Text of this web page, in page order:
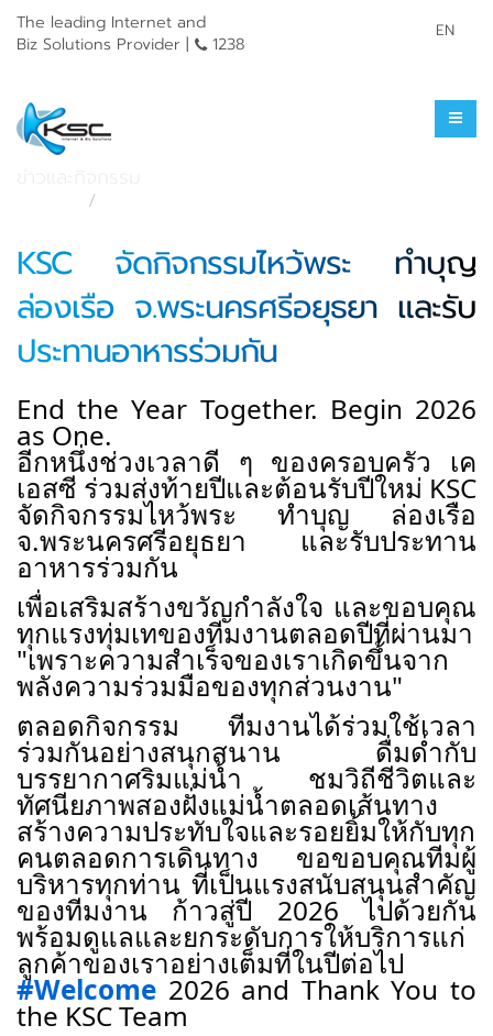
The leading Internet and
Biz Solutions Provider |
1238
EN
ข่าวประชาสัมพันธ์
KSC จัดกิจกรรมไหว้พระ ทำบุญ
ล่องเรือ จ.พระนครศรีอยุธยา และรับ
ประทานอาหารร่วมกัน
End the Year Together. Begin 2026
as One.
อีกหนึ่งช่วงเวลาดี ๆ ของครอบครัว เค
เอสซี ร่วมส่งท้ายปีและต้อนรับปีใหม่ KSC
จัดกิจกรรมไหว้พระ ทำบุญ ล่องเรือ
จ.พระนครศรีอยุธยา และรับประทาน
อาหารร่วมกัน
เพื่อเสริมสร้างขวัญกำลังใจ และขอบคุณ
ทุกแรงทุ่มเทของทีมงานตลอดปีที่ผ่านมา
"เพราะความสำเร็จของเราเกิดขึ้นจาก
พลังความร่วมมือของทุกส่วนงาน"
ตลอดกิจกรรม ทีมงานได้ร่วมใช้เวลา
ร่วมกันอย่างสนุกสนาน ดื่มด่ำกับ
บรรยากาศริมแม่น้ำ ชมวิถีชีวิตและ
ทัศนียภาพสองฝั่งแม่น้ำตลอดเส้นทาง
สร้างความประทับใจและรอยยิ้มให้กับทุก
คนตลอดการเดินทาง ขอขอบคุณทีมผู้
บริหารทุกท่าน ที่เป็นแรงสนับสนุนสำคัญ
ของทีมงาน ก้าวสู่ปี 2026 ไปด้วยกัน
พร้อมดูแลและยกระดับการให้บริการแก่
ลูกค้าของเราอย่างเต็มที่ในปีต่อไป
#Welcome 2026 and Thank You to
the KSC Team